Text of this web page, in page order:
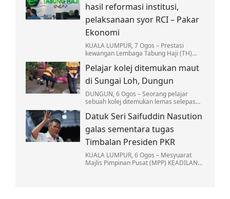
hasil reformasi institusi,
pelaksanaan syor RCI – Pakar
Ekonomi
KUALA LUMPUR, 7 Ogos – Prestasi
kewangan Lembaga Tabung Haji (TH)
daripada reformasi institusi berkenaan
yang telah…
Pelajar kolej ditemukan maut
di Sungai Loh, Dungun
DUNGUN, 6 Ogos – Seorang pelajar
sebuah kolej ditemukan lemas selepas
Sungai Loh, Kampung Jongok Batu, Hulu
Dungun…
Datuk Seri Saifuddin Nasution
galas sementara tugas
Timbalan Presiden PKR
KUALA LUMPUR, 6 Ogos – Mesyuarat
Majlis Pimpinan Pusat (MPP) KEADILAN